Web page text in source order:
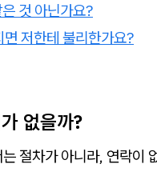
것 아닌가요?
저한테 불리한가요?
없을까?
절차가 아니라, 연락이